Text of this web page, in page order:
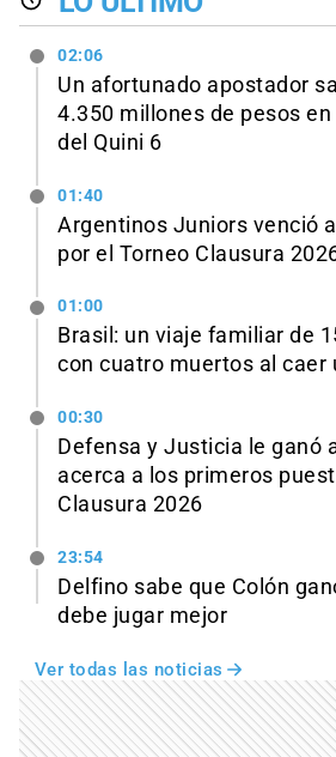
02:06
Un afortunado apostador
4.350 millones de pesos en
del Quini 6
01:40
Argentinos Juniors venció
por el Torneo Clausura
01:00
Brasil: un viaje familiar de
con cuatro muertos al caer
00:30
Defensa y Justicia le ganó
acerca a los primeros
Clausura 2026
23:54
Delfino sabe que Colón
debe jugar mejor
Ver todas las noticias